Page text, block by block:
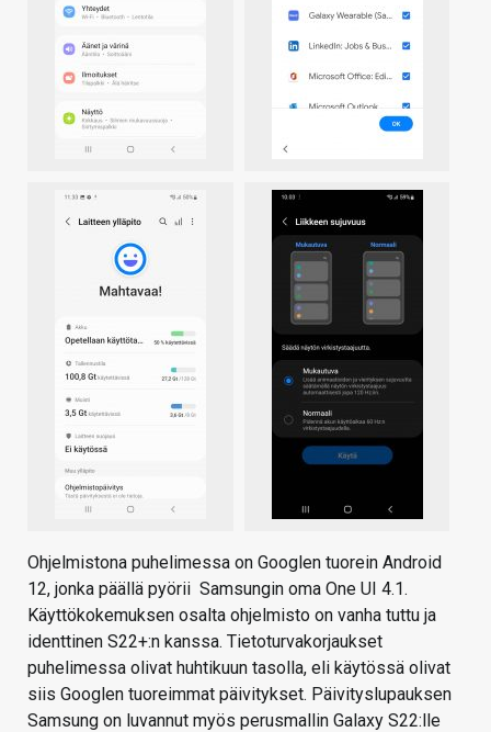
Ohjelmistona puhelimessa on Googlen tuorein Android
12, jonka päällä pyörii Samsungin oma One UI 4.1.
Käyttökokemuksen osalta ohjelmisto on vanha tuttu ja
identtinen S22+:n kanssa. Tietoturvakorjaukset
puhelimessa olivat huhtikuun tasolla, eli käytössä olivat
siis Googlen tuoreimmat päivitykset. Päivityslupauksen
Samsung on luvannut myös perusmallin Galaxy S22:lle